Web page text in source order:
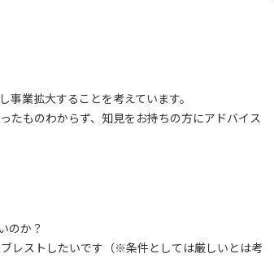
業拡大することを考えています。
たものわからず、知見をお持ちの方にアドバイス
のか？
レストしたいです（※条件としては厳しいとは考